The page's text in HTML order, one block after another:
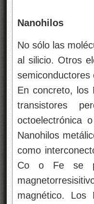
Nanohilos
No sólo las
al silicio. Otros
semiconductores
En concreto, los
transistores
octoelectrónica
Nanohilos
como
Co o Fe se
magnético. Los